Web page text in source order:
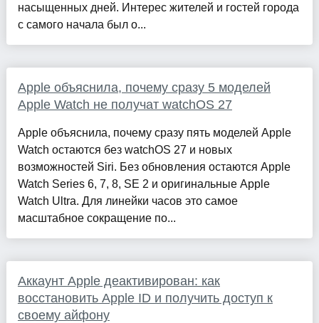
насыщенных дней. Интерес жителей и гостей города
с самого начала был о...
Apple объяснила, почему сразу 5 моделей
Apple Watch не получат watchOS 27
Apple объяснила, почему сразу пять моделей Apple
Watch остаются без watchOS 27 и новых
возможностей Siri. Без обновления остаются Apple
Watch Series 6, 7, 8, SE 2 и оригинальные Apple
Watch Ultra. Для линейки часов это самое
масштабное сокращение по...
Аккаунт Apple деактивирован: как
восстановить Apple ID и получить доступ к
своему айфону